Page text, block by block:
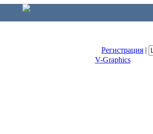
Регистрация |
V-Graphics